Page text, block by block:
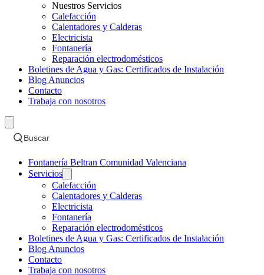
Nuestros Servicios
Calefacción
Calentadores y Calderas
Electricista
Fontanería
Reparación electrodomésticos
Boletines de Agua y Gas: Certificados de Instalación
Blog Anuncios
Contacto
Trabaja con nosotros
Buscar
Fontanería Beltran Comunidad Valenciana
Servicios
Calefacción
Calentadores y Calderas
Electricista
Fontanería
Reparación electrodomésticos
Boletines de Agua y Gas: Certificados de Instalación
Blog Anuncios
Contacto
Trabaja con nosotros